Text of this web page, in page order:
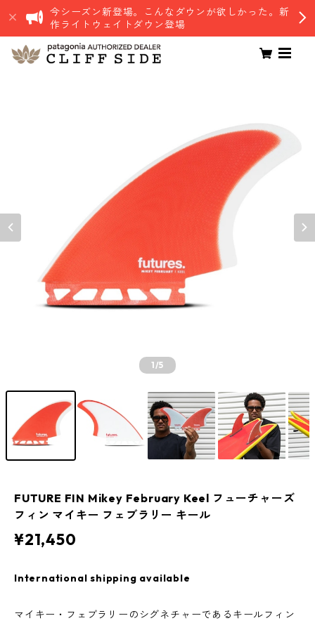
今シーズン新登場。こんなダウンが欲しかった。新
作ライトウェイトダウン登場
1/5
FUTURE FIN Mikey February Keel フューチャーズ
フィン マイキー フェブラリー キール
¥21,450
International shipping available
マイキー・フェブラリーのシグネチャーであるキールフィン